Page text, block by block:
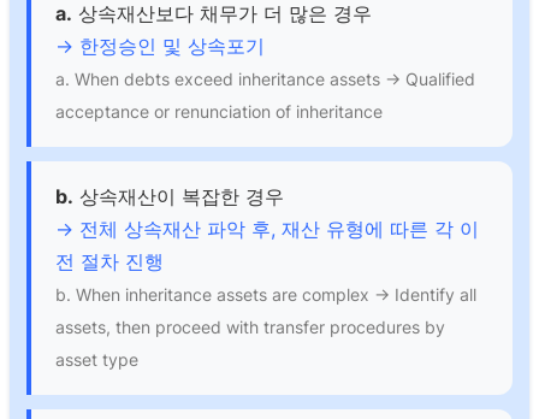
a. 상속재산보다 채무가 더 많은 경우
→ 한정승인 및 상속포기
a. When debts exceed inheritance assets → Qualified
acceptance or renunciation of inheritance
b. 상속재산이 복잡한 경우
→ 전체 상속재산 파악 후, 재산 유형에 따른 각 이
전 절차 진행
b. When inheritance assets are complex → Identify all
assets, then proceed with transfer procedures by
asset type